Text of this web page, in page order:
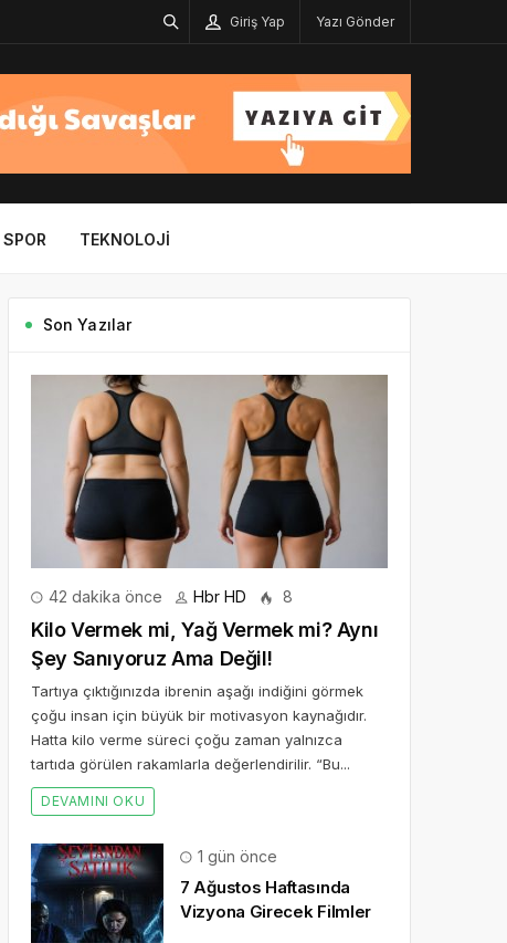
Giriş Yap Yazı Gönder
SPOR TEKNOLOJI
Son Yazılar
42 dakika önce Hbr HD 8
Kilo Vermek mi, Yağ Vermek mi? Aynı
Şey Sanıyoruz Ama Değil!
Tartıya çıktığınızda ibrenin aşağı indiğini görmek
çoğu insan için büyük bir motivasyon kaynağıdır.
Hatta kilo verme süreci çoğu zaman yalnızca
tartıda görülen rakamlarla değerlendirilir. “Bu...
DEVAMINI OKU
1 gün önce
7 Ağustos Haftasında
Vizyona Girecek Filmler